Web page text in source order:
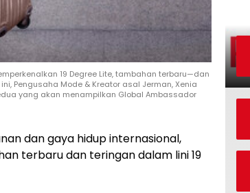
19 Degree Lite, tambahan terbaru—dan
Pengusaha Mode & Kreator asal Jerman, Xenia
yang akan menampilkan Global Ambassador
dan gaya hidup internasional,
terbaru dan teringan dalam lini 19